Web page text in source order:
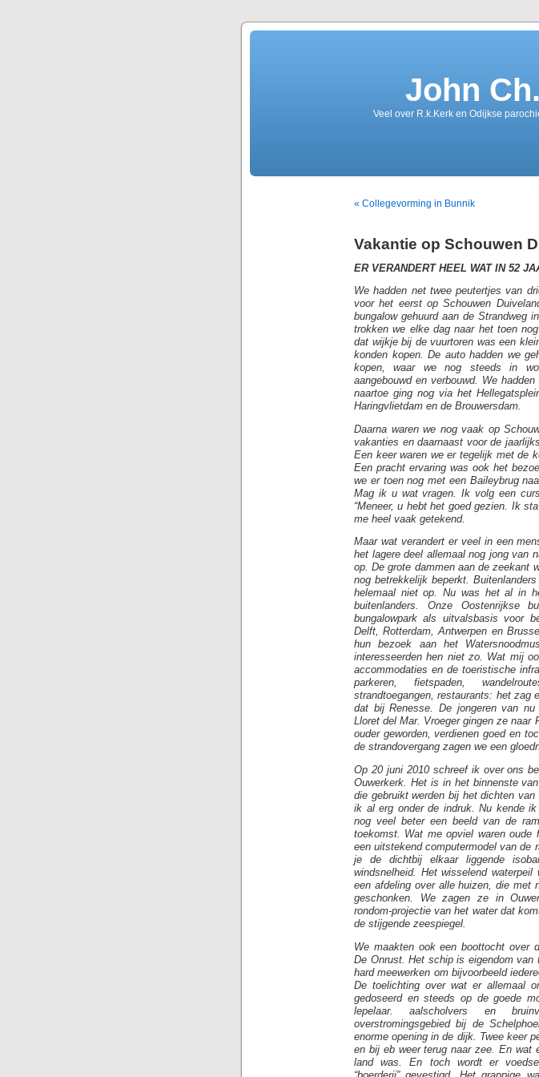
John
Veel over R.k.Kerk en Odijkse
« Collegevorming in Bunnik
Vakantie op Schouwen
ER VERANDERT HEEL WAT IN 52
We hadden net twee peutertjes van
voor het eerst op Schouwen
bungalow gehuurd aan de Strandweg
trokken we elke dag naar het toen
dat wijkje bij de vuurtoren was een
konden kopen. De auto hadden we
kopen, waar we nog steeds in
aangebouwd en verbouwd. We
naartoe ging nog via het
Haringvlietdam en de Brouwersdam.
Daarna waren we nog vaak op
vakanties en daarnaast voor de
Een keer waren we er tegelijk met de
Een pracht ervaring was ook het
we er toen nog met een Baileybrug
Mag ik u wat vragen. Ik volg een
“Meneer, u hebt het goed gezien. Ik
me heel vaak getekend.
Maar wat verandert er veel in een
het lagere deel allemaal nog jong van
op. De grote dammen aan de zeekant
nog betrekkelijk beperkt.
helemaal niet op. Nu was het al in
buitenlanders. Onze Oostenrijkse
bungalowpark als uitvalsbasis voor
Delft, Rotterdam, Antwerpen en
hun bezoek aan het
interesseerden hen niet zo. Wat mij
accommodaties en de toeristische
parkeren, fietspaden,
strandtoegangen, restaurants: het zag
dat bij Renesse. De jongeren van
Lloret del Mar. Vroeger gingen ze naar
ouder geworden, verdienen goed en
de strandovergang zagen we een
Op 20 juni 2010 schreef ik over ons
Ouwerkerk. Het is in het binnenste
die gebruikt werden bij het dichten
ik al erg onder de indruk. Nu kende
nog veel beter een beeld van de
toekomst. Wat me opviel waren oude
een uitstekend computermodel van de
je de dichtbij elkaar liggende
windsnelheid. Het wisselend
een afdeling over alle huizen, die met
geschonken. We zagen ze in
rondom-projectie van het water dat
de stijgende zeespiegel.
We maakten ook een boottocht over
De Onrust. Het schip is eigendom van
hard meewerken om bijvoorbeeld
De toelichting over wat er allemaal
gedoseerd en steeds op de goede
lepelaar. aalscholvers en
overstromingsgebied bij de
enorme opening in de dijk. Twee keer
en bij eb weer terug naar zee. En wat
land was. En toch wordt er